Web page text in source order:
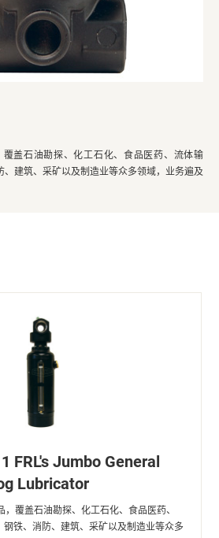
盖石油勘探、化工石化、食品医药、流体输
建筑、采矿以及制造业等众多领域，业务遍及
FRL's Jumbo General
Lubricator
覆盖石油勘探、化工石化、食品医药、
铁、消防、建筑、采矿以及制造业等众多